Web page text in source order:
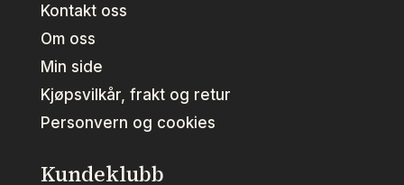
Kontakt oss
Om oss
Min side
Kjøpsvilkår, frakt og retur
Personvern og cookies
Kundeklubb